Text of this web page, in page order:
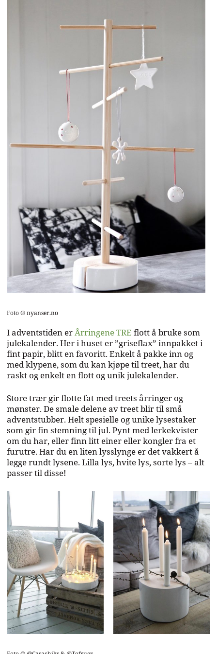
Foto © nyanser.no
I adventstiden erÅrringene TRE flott å bruke som
julekalender. Her i huset er ”griseflax” innpakket i
fint papir, blitt en favoritt. Enkelt å pakke inn og
med klypene, som du kan kjøpe til treet, har du
raskt og enkelt en flott og unik julekalender.
Store trær gir flotte fat med treets årringer og
mønster. De smale delene av treet blir til små
adventstubber. Helt spesielle og unike lysestaker
som gir fin stemning til jul. Pynt med lerkekvister
om du har, eller finn litt einer eller kongler fra et
furutre. Har du en liten lysslynge er det vakkert å
legge rundt lysene. Lilla lys, hvite lys, sorte lys – alt
passer til disse!